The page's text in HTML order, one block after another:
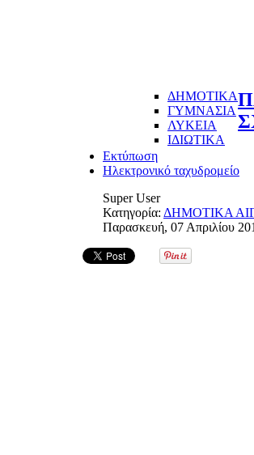
ΔΗΜΟΤΙΚΑ
ΓΥΜΝΑΣΙΑ
ΛΥΚΕΙΑ
ΙΔΙΩΤΙΚΑ
Εκτύπωση
Ηλεκτρονικό ταχυδρομείο
Super User
Κατηγορία: ΔΗΜΟΤΙΚΑ
Παρασκευή, 07 Απριλίου